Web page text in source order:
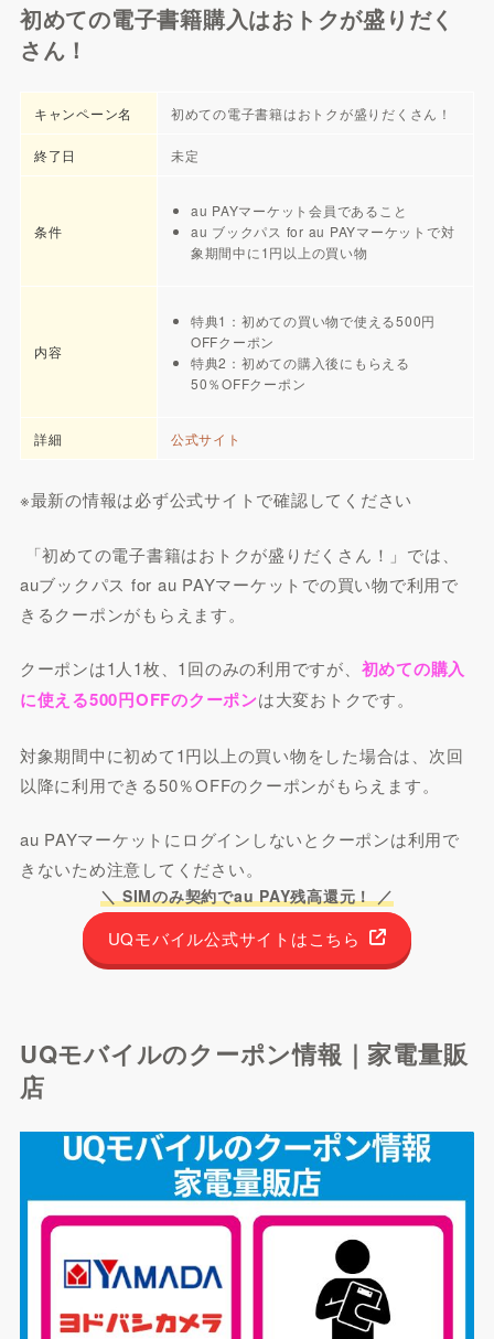
初めての電子書籍購入はおトクが盛りだく
さん！
キャンペーン名 初めての電子書籍はおトクが盛りだくさん！
終了日 未定
条件
au PAYマーケット会員であること
au ブックパス for au PAYマーケットで対
象期間中に1円以上の買い物
内容
特典1：初めての買い物で使える500円
OFFクーポン
特典2：初めての購入後にもらえる
50％OFFクーポン
詳細 公式サイト
※最新の情報は必ず公式サイトで確認してください
「初めての電子書籍はおトクが盛りだくさん！」では、
auブックパス for au PAYマーケットでの買い物で利用で
きるクーポンがもらえます。
クーポンは1人1枚、1回のみの利用ですが、 初めての購入
に使える500円OFFのクーポンは大変おトクです。
対象期間中に初めて1円以上の買い物をした場合は、次回
以降に利用できる50％OFFのクーポンがもらえます。
au PAYマーケットにログインしないとクーポンは利用で
きないため注意してください。
＼ SIMのみ契約でau PAY残高還元！ ／
UQモバイル公式サイトはこちら
UQモバイルのクーポン情報｜家電量販
店